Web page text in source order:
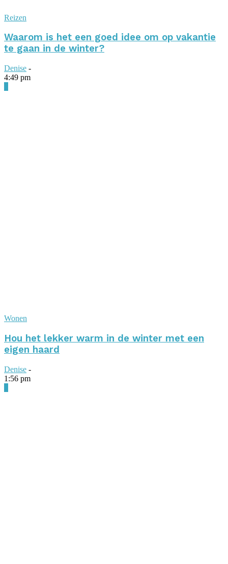
Reizen
Waarom is het een goed idee om op vakantie
te gaan in de winter?
Denise -
4:49 pm
Wonen
Hou het lekker warm in de winter met een
eigen haard
Denise -
1:56 pm